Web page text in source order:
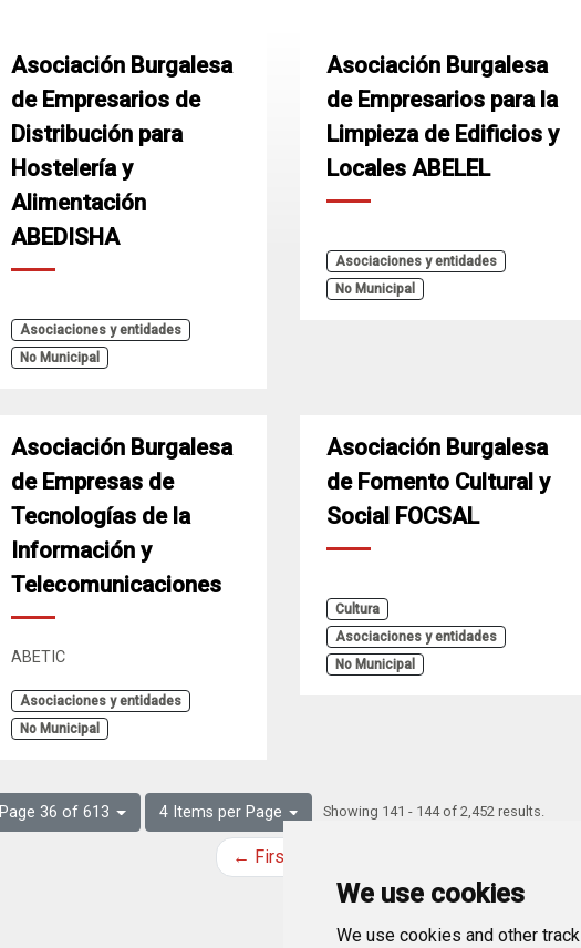
We use cookies
We use cookies and other
Asociación Burgalesa
de Empresarios de
Distribución para
Hostelería y
Alimentación
ABEDISHA
Asociaciones y entidades
No Municipal
Asociación Burgalesa
de Empresarios para la
Limpieza de Edificios y
Locales ABELEL
Asociaciones y entidades
No Municipal
Asociación Burgalesa
de Empresas de
Tecnologías de la
Información y
Telecomunicaciones
ABETIC
Asociaciones y entidades
No Municipal
Asociación Burgalesa
de Fomento Cultural y
Social FOCSAL
Cultura
Asociaciones y entidades
No Municipal
Page 36 of 613 4 Items per Page Showing 141 - 144 of 2,452 results.
← First